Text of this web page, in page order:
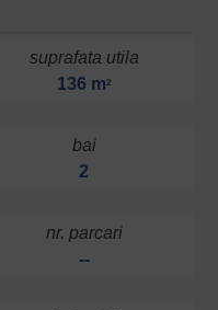
suprafata utila
136 m2
bai
2
nr. parcari
--